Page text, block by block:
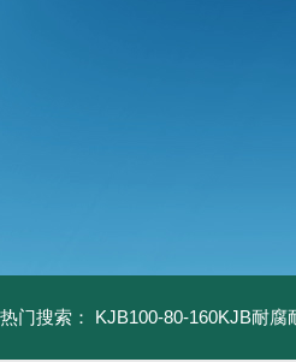
热门搜索： KJB100-80-160KJB耐腐